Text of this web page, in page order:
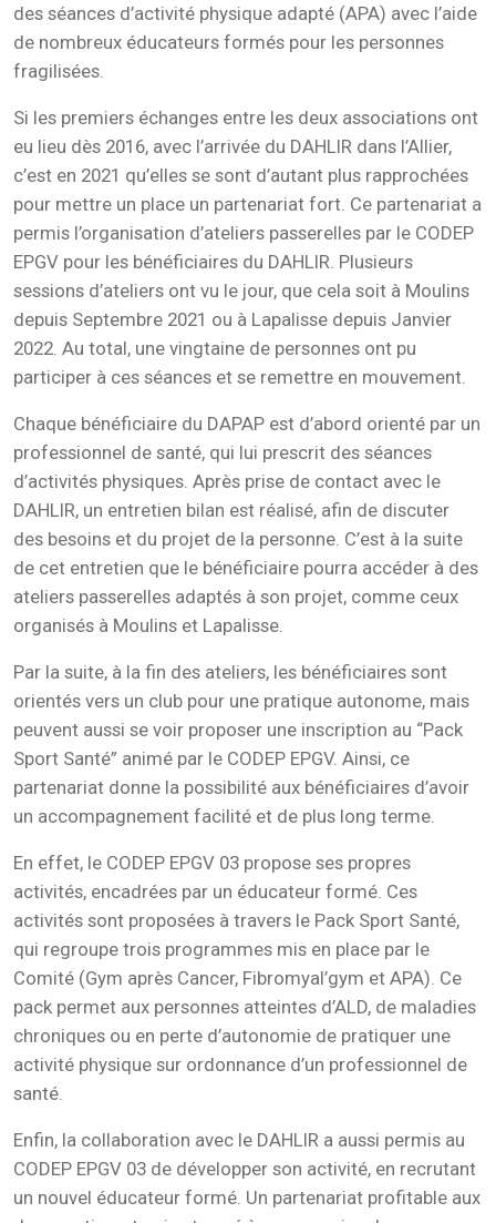
des séances d’activité physique adapté (APA) avec l’aide
de nombreux éducateurs formés pour les personnes
fragilisées.
Si les premiers échanges entre les deux associations ont
eu lieu dès 2016, avec l’arrivée du DAHLIR dans l’Allier,
c’est en 2021 qu’elles se sont d’autant plus rapprochées
pour mettre un place un partenariat fort. Ce partenariat a
permis l’organisation d’ateliers passerelles par le CODEP
EPGV pour les bénéficiaires du DAHLIR. Plusieurs
sessions d’ateliers ont vu le jour, que cela soit à Moulins
depuis Septembre 2021 ou à Lapalisse depuis Janvier
2022. Au total, une vingtaine de personnes ont pu
participer à ces séances et se remettre en mouvement.
Chaque bénéficiaire du DAPAP est d’abord orienté par un
professionnel de santé, qui lui prescrit des séances
d’activités physiques. Après prise de contact avec le
DAHLIR, un entretien bilan est réalisé, afin de discuter
des besoins et du projet de la personne. C’est à la suite
de cet entretien que le bénéficiaire pourra accéder à des
ateliers passerelles adaptés à son projet, comme ceux
organisés à Moulins et Lapalisse.
Par la suite, à la fin des ateliers, les bénéficiaires sont
orientés vers un club pour une pratique autonome, mais
peuvent aussi se voir proposer une inscription au “Pack
Sport Santé” animé par le CODEP EPGV. Ainsi, ce
partenariat donne la possibilité aux bénéficiaires d’avoir
un accompagnement facilité et de plus long terme.
En effet, le CODEP EPGV 03 propose ses propres
activités, encadrées par un éducateur formé. Ces
activités sont proposées à travers le Pack Sport Santé,
qui regroupe trois programmes mis en place par le
Comité (Gym après Cancer, Fibromyal’gym et APA). Ce
pack permet aux personnes atteintes d’ALD, de maladies
chroniques ou en perte d’autonomie de pratiquer une
activité physique sur ordonnance d’un professionnel de
santé.
Enfin, la collaboration avec le DAHLIR a aussi permis au
CODEP EPGV 03 de développer son activité, en recrutant
un nouvel éducateur formé. Un partenariat profitable aux